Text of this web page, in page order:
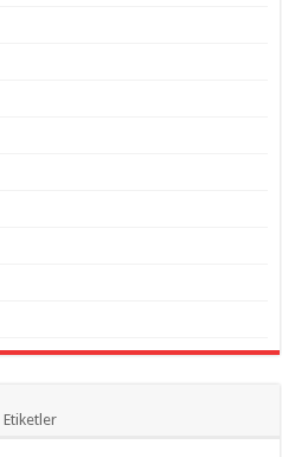
Etiketler